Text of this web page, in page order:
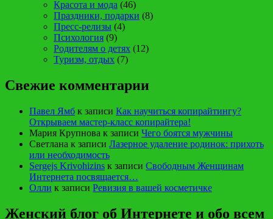
Красота и мода (46)
Праздники, подарки (8)
Пресс-релизы (4)
Психология (9)
Родителям о детях (12)
Туризм, отдых (7)
Свежие комментарии
Павел Ямб к записи Как научиться копирайтингу?
Открываем мастер-класс копирайтера!
Мария Крупнова к записи Чего боятся мужчины
Светлана к записи Лазерное удаление родинок: прихоть
или необходимость
Sergejs Krivohizins к записи Свободным Женщинам
Интернета посвящается…
Олли к записи Ревизия в вашей косметичке
Женский блог об Интернете и обо всем